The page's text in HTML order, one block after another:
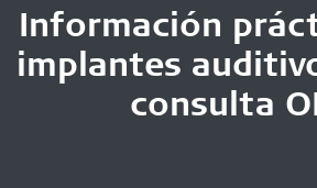
Información
implantes
consulta